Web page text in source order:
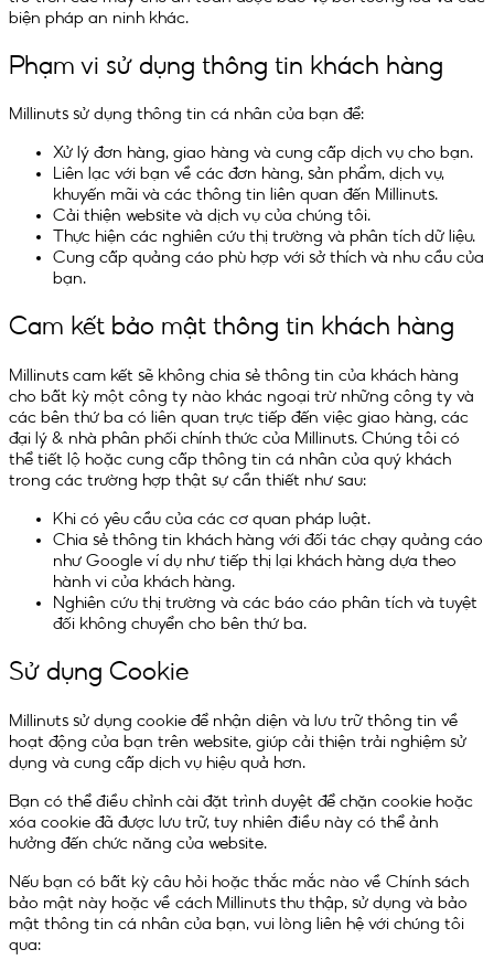
biện pháp an ninh khác.
Phạm vi sử dụng thông tin khách hàng
Millinuts sử dụng thông tin cá nhân của bạn để:
Xử lý đơn hàng, giao hàng và cung cấp dịch vụ cho bạn.
Liên lạc với bạn về các đơn hàng, sản phẩm, dịch vụ,
khuyến mãi và các thông tin liên quan đến Millinuts.
Cải thiện website và dịch vụ của chúng tôi.
Thực hiện các nghiên cứu thị trường và phân tích dữ liệu.
Cung cấp quảng cáo phù hợp với sở thích và nhu cầu của
bạn.
Cam kết bảo mật thông tin khách hàng
Millinuts cam kết sẽ không chia sẻ thông tin của khách hàng
cho bất kỳ một công ty nào khác ngoại trừ những công ty và
các bên thứ ba có liên quan trực tiếp đến việc giao hàng, các
đại lý & nhà phân phối chính thức của Millinuts. Chúng tôi có
thể tiết lộ hoặc cung cấp thông tin cá nhân của quý khách
trong các trường hợp thật sự cần thiết như sau:
Khi có yêu cầu của các cơ quan pháp luật.
Chia sẻ thông tin khách hàng với đối tác chạy quảng cáo
như Google ví dụ như tiếp thị lại khách hàng dựa theo
hành vi của khách hàng.
Nghiên cứu thị trường và các báo cáo phân tích và tuyệt
đối không chuyển cho bên thứ ba.
Sử dụng Cookie
Millinuts sử dụng cookie để nhận diện và lưu trữ thông tin về
hoạt động của bạn trên website, giúp cải thiện trải nghiệm sử
dụng và cung cấp dịch vụ hiệu quả hơn.
Bạn có thể điều chỉnh cài đặt trình duyệt để chặn cookie hoặc
xóa cookie đã được lưu trữ, tuy nhiên điều này có thể ảnh
hưởng đến chức năng của website.
Nếu bạn có bất kỳ câu hỏi hoặc thắc mắc nào về Chính sách
bảo mật này hoặc về cách Millinuts thu thập, sử dụng và bảo
mật thông tin cá nhân của bạn, vui lòng liên hệ với chúng tôi
qua: